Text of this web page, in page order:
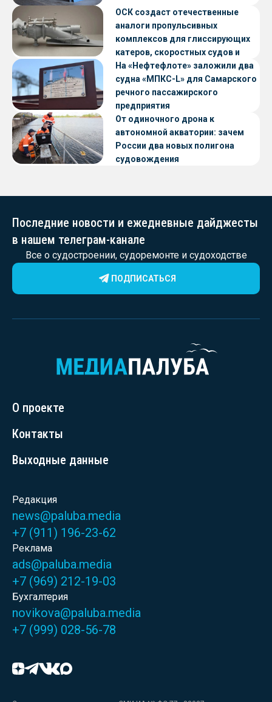
ОСК создаст отечественные
аналоги пропульсивных
комплексов для глиссирующих
катеров, скоростных судов и
судов с малой осадкой
На «Нефтефлоте» заложили два
судна «МПКС-L» для Самарского
речного пассажирского
предприятия
От одиночного дрона к
автономной акватории: зачем
России два новых полигона
судовождения
Последние новости и ежедневные дайджесты
в нашем телеграм-канале
Все о судостроении, судоремонте и судоходстве
ПОДПИСАТЬСЯ
О проекте
Контакты
Выходные данные
Редакция
news@paluba.media
+7 (911) 196-23-62
Реклама
ads@paluba.media
+7 (969) 212-19-03
Бухгалтерия
novikova@paluba.media
+7 (999) 028-56-78